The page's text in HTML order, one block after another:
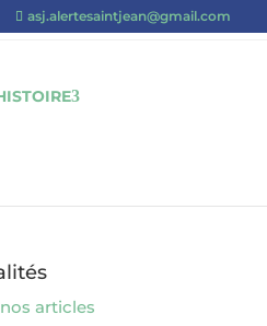
asj.alertesaintjean@gmail.com
articles